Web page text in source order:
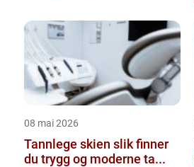
08 mai 2026
Tannlege skien slik finner
du trygg og moderne ta...